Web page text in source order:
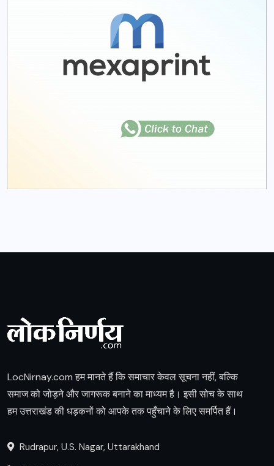
LocNirnay.com हम मानते हैं कि समाचार केवल सूचना नहीं, बल्कि
समाज को जोड़ने और जागरूक बनाने का माध्यम है। इसी सोच के साथ
हम उत्तराखंड की धड़कनों को आपके तक पहुँचाने के लिए समर्पित हैं।
Rudrapur, U.S. Nagar, Uttarakhand